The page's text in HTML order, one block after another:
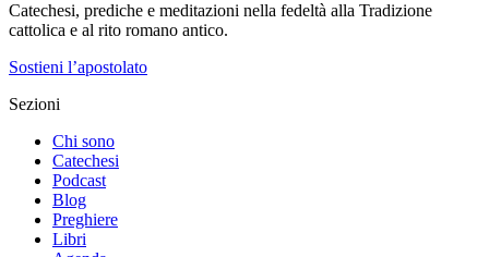
Catechesi, prediche e meditazioni nella fedeltà alla Tradizione
cattolica e al rito romano antico.
Sostieni l’apostolato
Sezioni
Chi sono
Catechesi
Podcast
Blog
Preghiere
Libri